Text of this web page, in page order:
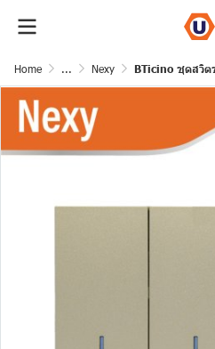
Home ... Nexy BTicino ชุดสวิตช์สองทาง ขนาด 3 ช่